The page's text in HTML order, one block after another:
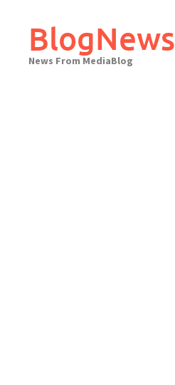
contentBlogNews
News From MediaBlog